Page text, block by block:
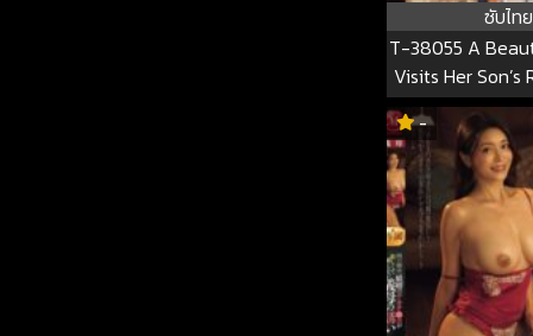
ซับไทย
T-38055 A
Visits Her
He Starts
Has Intense
Relations With
-